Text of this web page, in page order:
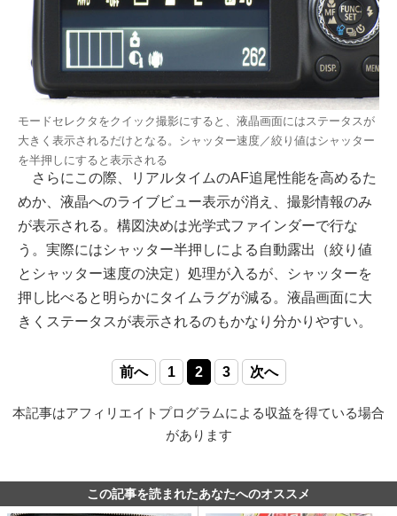
モードセレクタをクイック撮影にすると、液晶画面にはステータスが
大きく表示されるだけとなる。シャッター速度／絞り値はシャッター
を半押しにすると表示される
さらにこの際、リアルタイムのAF追尾性能を高めるた
めか、液晶へのライブビュー表示が消え、撮影情報のみ
が表示される。構図決めは光学式ファインダーで行な
う。実際にはシャッター半押しによる自動露出（絞り値
とシャッター速度の決定）処理が入るが、シャッターを
押し比べると明らかにタイムラグが減る。液晶画面に大
きくステータスが表示されるのもかなり分かりやすい。
前へ 1 2 3 次へ
本記事はアフィリエイトプログラムによる収益を得ている場合
があります
この記事を読まれたあなたへのオススメ